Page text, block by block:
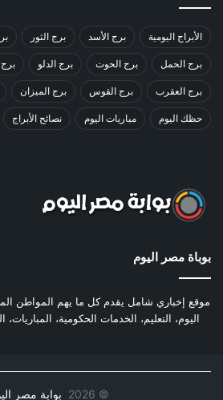
الأبراج اليومية برج الأسد برج الثور
برج الحمل برج الحوت برج الدلو
برج العقرب برج القوس برج الميزان
حظك اليوم مباريات اليوم نصائح الأبراج
بوباة مصر اليوم
موقع إخباري شامل يقدم كل ما يهم المواطن
اليوم، التعليم، الخدمات الحكومية،
©
2026 بوابة مصر